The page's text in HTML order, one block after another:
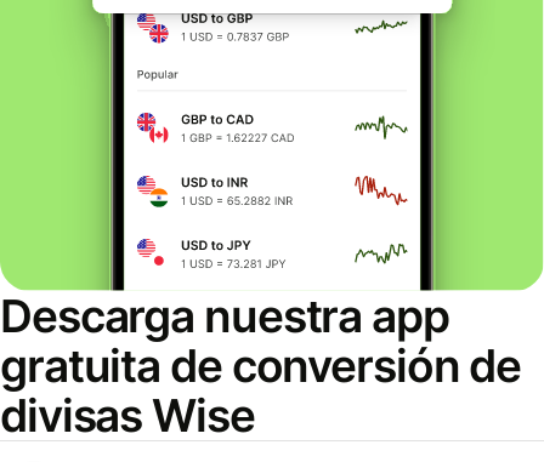
Descarga nuestra app
gratuita de conversión de
divisas Wise